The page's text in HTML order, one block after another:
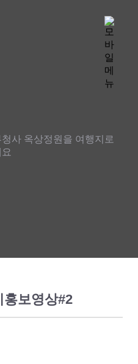
사 옥상정원을 여행지로
홍보영상#2